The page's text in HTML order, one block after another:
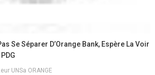
Se Séparer D’Orange Bank, Espère La Voir
UNSa ORANGE